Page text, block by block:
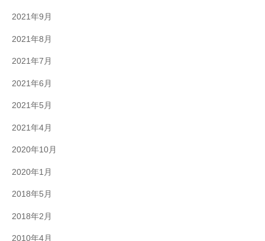
2021年9月
2021年8月
2021年7月
2021年6月
2021年5月
2021年4月
2020年10月
2020年1月
2018年5月
2018年2月
2010年4月